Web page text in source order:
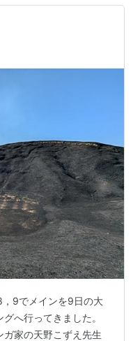
で…
9でメインを9日の大
へ行ってきました。
家の天野こずえ先生